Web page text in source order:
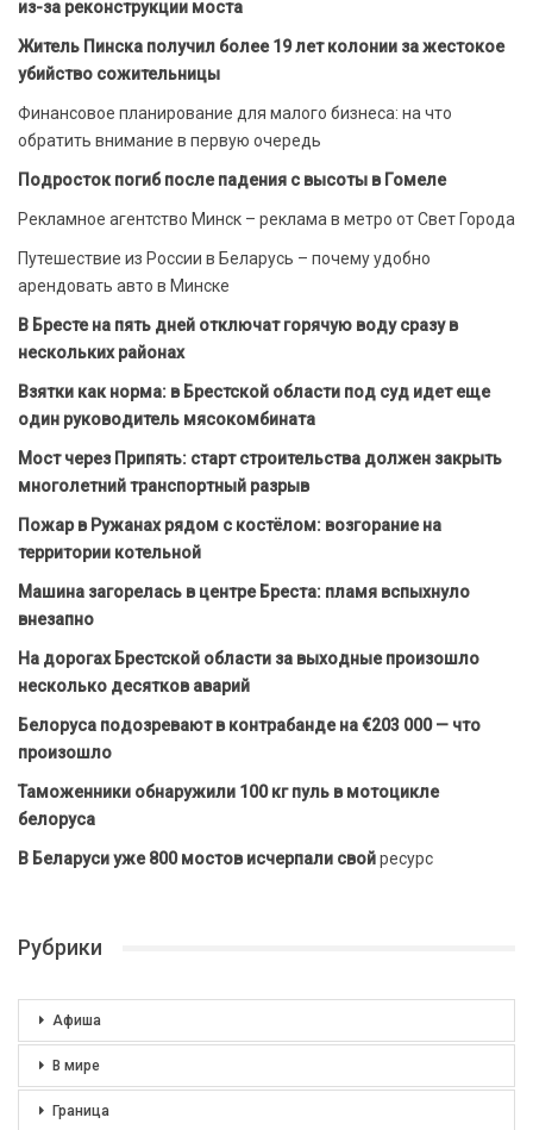
из-за реконструкции моста
Житель Пинска получил более 19 лет колонии за жестокое
убийство сожительницы
Финансовое планирование для малого бизнеса: на что
обратить внимание в первую очередь
Подросток погиб после падения с высоты в Гомеле
Рекламное агентство Минск – реклама в метро от Свет Города
Путешествие из России в Беларусь – почему удобно
арендовать авто в Минске
В Бресте на пять дней отключат горячую воду сразу в
нескольких районах
Взятки как норма: в Брестской области под суд идет еще
один руководитель мясокомбината
Мост через Припять: старт строительства должен закрыть
многолетний транспортный разрыв
Пожар в Ружанах рядом с костёлом: возгорание на
территории котельной
Машина загорелась в центре Бреста: пламя вспыхнуло
внезапно
На дорогах Брестской области за выходные произошло
несколько десятков аварий
Белоруса подозревают в контрабанде на €203 000 — что
произошло
Таможенники обнаружили 100 кг пуль в мотоцикле
белоруса
В Беларуси уже 800 мостов исчерпали свойресурс
Рубрики
Афиша
В мире
Граница